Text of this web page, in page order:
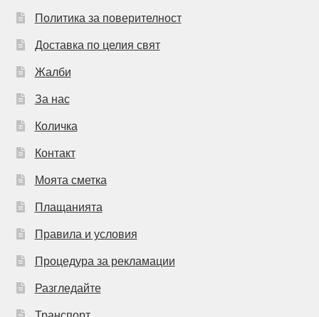
Политика за поверителност
Доставка по целия свят
Жалби
За нас
Количка
Контакт
Моята сметка
Плащанията
Правила и условия
Процедура за рекламации
Разгледайте